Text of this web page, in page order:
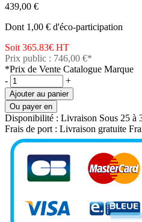
439,00 €
Dont 1,00 € d'éco-participation
Soit 365.83€ HT
Prix public : 746,00 €*
*Prix de Vente Catalogue Marque
-
+
Ajouter au panier
Ou payer en
Disponibilité : Livraison Sous 25 à
Frais de port : Livraison gratuite